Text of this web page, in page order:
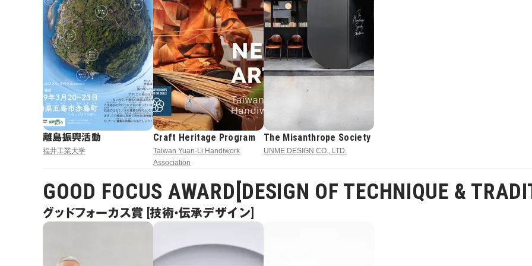
離島振興活動
福井工業大学
Craft Heritage Program
Taiwan Yuan-Li Handiwork
Association
The Misanthrope Society
UNME DESIGN CO., LTD.
GOOD FOCUS AWARD[DESIGN OF TECHNIQUE &
グッドフォーカス賞 [技術・伝承デザイン]